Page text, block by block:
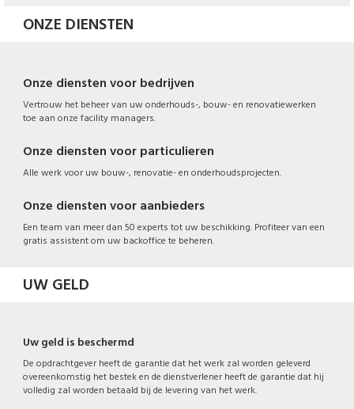
ONZE DIENSTEN
Onze diensten voor bedrijven
Vertrouw het beheer van uw onderhouds-, bouw- en renovatiewerken
toe aan onze facility managers.
Onze diensten voor particulieren
Alle werk voor uw bouw-, renovatie- en onderhoudsprojecten.
Onze diensten voor aanbieders
Een team van meer dan 50 experts tot uw beschikking. Profiteer van een
gratis assistent om uw backoffice te beheren.
UW GELD
Uw geld is beschermd
De opdrachtgever heeft de garantie dat het werk zal worden geleverd
overeenkomstig het bestek en de dienstverlener heeft de garantie dat hij
volledig zal worden betaald bij de levering van het werk.